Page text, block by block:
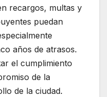
recargos, multas y
puedan
años de atrasos.
el cumplimiento
de la
de la ciudad.